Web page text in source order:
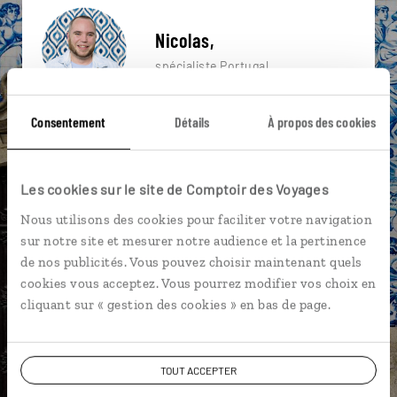
Consentement Détails À propos des cookies
Les cookies sur le site de Comptoir des Voyages
Nous utilisons des cookies pour faciliter votre navigation
sur notre site et mesurer notre audience et la pertinence
de nos publicités. Vous pouvez choisir maintenant quels
cookies vous acceptez. Vous pourrez modifier vos choix en
cliquant sur « gestion des cookies » en bas de page.
TOUT ACCEPTER
Nicolas,
spécialiste Portugal
Suivez vos envies et demandez conseils à nos
spécialistes
près de vos envies et de la réalité du pays.
Échangez en face à face ou depuis nos studios
connectés en agence, mais aussi par email ou
téléphone.
Vous gardez le même interlocuteur avant,
pendant et après votre voyage.